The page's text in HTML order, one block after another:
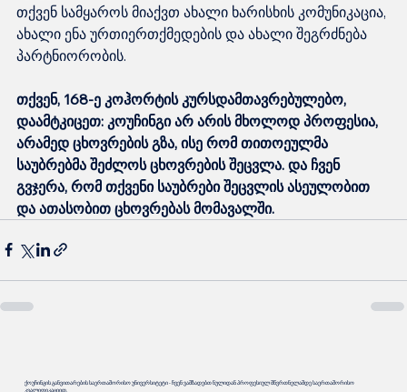
თქვენ სამყაროს მიაქვთ ახალი ხარისხის კომუნიკაცია,
ახალი ენა ურთიერთქმედების და ახალი შეგრძნება
პარტნიორობის.
თქვენ, 168-ე კოჰორტის კურსდამთავრებულებო,
დაამტკიცეთ: კოუჩინგი არ არის მხოლოდ პროფესია,
არამედ ცხოვრების გზა, ისე რომ თითოეულმა
საუბრებმა შეძლოს ცხოვრების შეცვლა. და ჩვენ
გვჯერა, რომ თქვენი საუბრები შეცვლის ასეულობით
და ათასობით ცხოვრებას მომავალში.
ქოუჩინგის განვითარების საერთაშორისო უნივერსიტეტი - ჩვენ ვამზადებთ ნულიდან პროფესიულ მწვრთნელამდე საერთაშორისო
კვალიფიკაციით.